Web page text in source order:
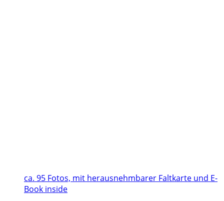
ca. 95 Fotos, mit herausnehmbarer Faltkarte und E-
Book inside